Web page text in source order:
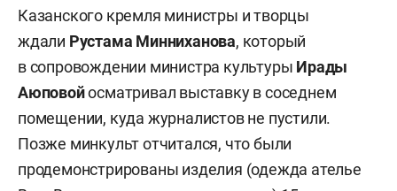
Казанского кремля министры и творцы
ждали Рустама Минниханова, который
в сопровождении министра культуры Ирады
Аюповойосматривал выставку в соседнем
помещении, куда журналистов не пустили.
Позже минкульт отчитался, что были
продемонстрированы изделия (одежда ателье